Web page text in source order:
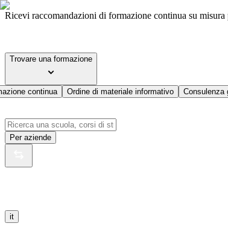
Ricevi raccomandazioni di formazione continua su misura
Trovare una formazione
continua Ordine di materiale informativo Consulenza
Per aziende
it